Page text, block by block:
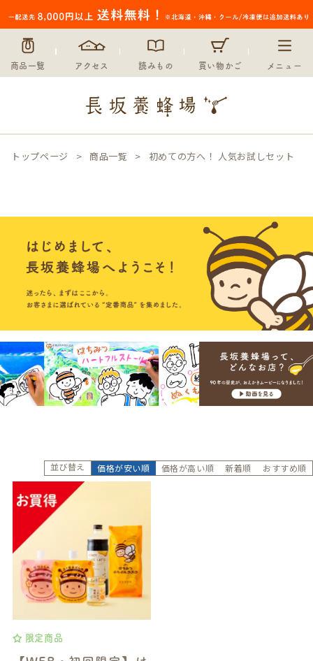
商品一覧 アクセス 読みもの 買い物かご メニュー
トップページ 商品一覧 初めての方へ！ 人気お試しセット
並び替え 価格が安い順 価格が高い順 新着順 おすすめ順
限定商品